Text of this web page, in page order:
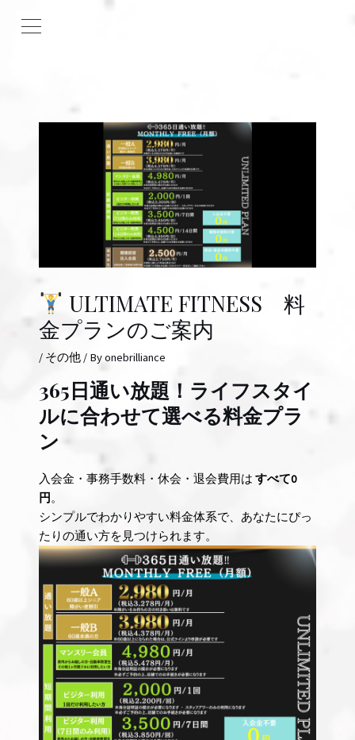
ULTIMATE FITNESS 料
金プランのご案内
/ その他/ Byonebrilliance
365日通い放題！ライフスタイ
ルに合わせて選べる料金プラ
ン
入会金・事務手数料・休会・退会費用は すべて0
円。
シンプルでわかりやすい料金体系で、あなたにぴっ
たりの通い方を見つけられます。